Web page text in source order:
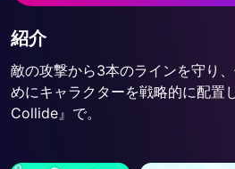
紹介
敵の攻撃から3本のラインを守り
めにキャラクターを戦略的に配置
Collide』で。